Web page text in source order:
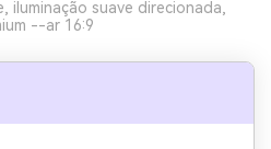
suave direcionada,
--ar 16:9